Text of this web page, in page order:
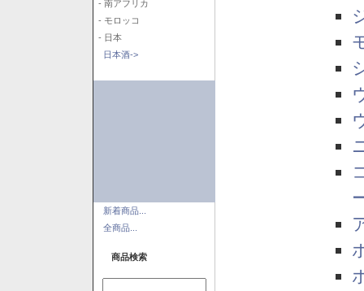
- 南アフリカ
- モロッコ
- 日本
日本酒->
新着商品...
全商品...
商品検索